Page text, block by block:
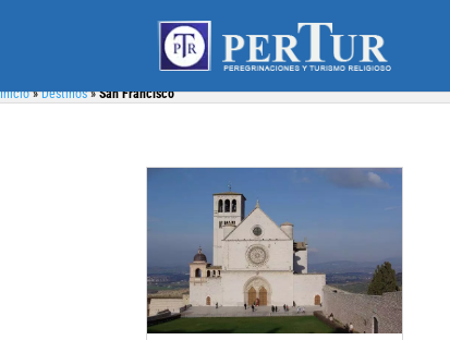
Inicio»Destinos»San Francisco